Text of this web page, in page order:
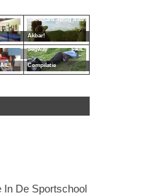
Snoeihard Terug Allah
Akbar!
Segway FAIL!
Compilatie
In De Sportschool